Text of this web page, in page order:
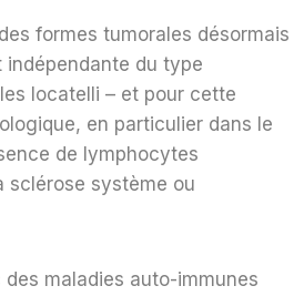
formes tumorales désormais
du type
locatelli – et pour cette
en particulier dans le
de lymphocytes
sclérose système ou
maladies auto-immunes